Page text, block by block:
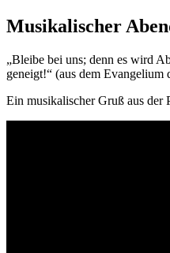
Musikalischer
„Bleibe bei uns; denn es wird
geneigt!“ (aus dem Evangelium
Ein musikalischer Gruß aus der